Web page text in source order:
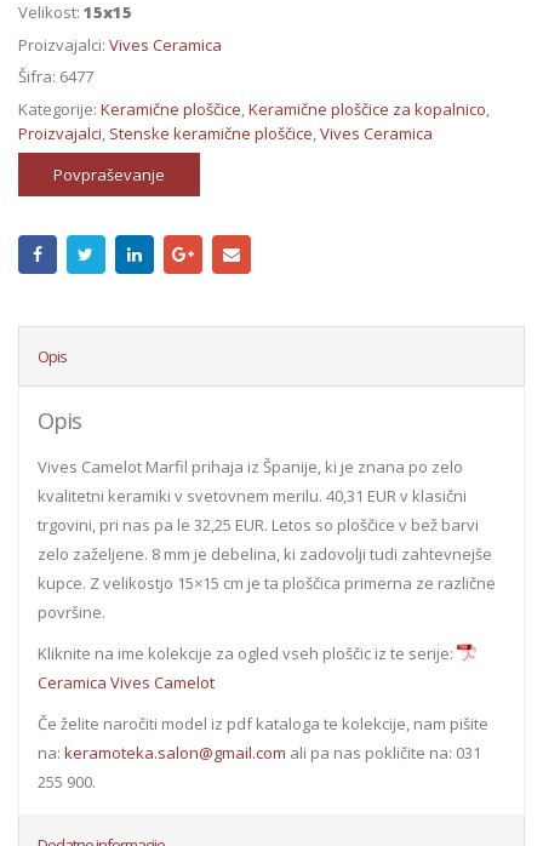
Velikost: 15x15
Proizvajalci: Vives Ceramica
Šifra: 6477
Kategorije: Keramične ploščice,Keramične ploščice za kopalnico,
Proizvajalci, Stenske keramične ploščice,Vives Ceramica
Povpraševanje
Opis
Opis
Vives Camelot Marfil prihaja iz Španije, ki je znana po zelo
kvalitetni keramiki v svetovnem merilu. 40,31 EUR v klasični
trgovini, pri nas pa le 32,25 EUR. Letos so ploščice v bež barvi
zelo zaželjene. 8 mm je debelina, ki zadovolji tudi zahtevnejše
kupce. Z velikostjo 15×15 cm je ta ploščica primerna ze različne
površine.
Kliknite na ime kolekcije za ogled vseh ploščic iz te serije:
Ceramica Vives Camelot
Če želite naročiti model iz pdf kataloga te kolekcije, nam pišite
na: keramoteka.salon@gmail.com ali pa nas pokličite na: 031
255 900.